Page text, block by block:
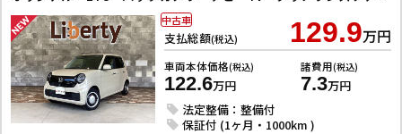
支払総額(税込) 129.9万円
車両本体価格(税込)
122.6万円
諸費用(税込)
7.3万円
法定整備：整備付
保証付 (1ヶ月・1000km )
中古車